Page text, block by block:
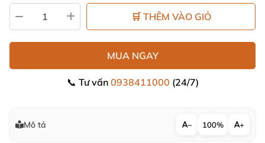
🛒 THÊM VÀO GIỎ
MUA NGAY
📞 Tư vấn 0938411000 (24/7)
Mô tả − 100% +